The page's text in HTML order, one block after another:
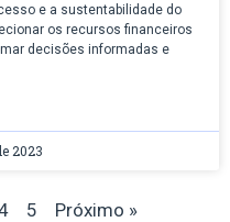
e a sustentabilidade do
os recursos financeiros
decisões informadas e
2023
5 Próximo »